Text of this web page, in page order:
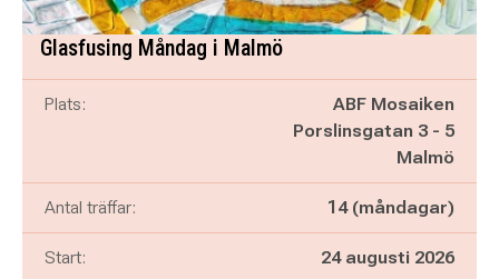
Glasfusing Måndag i Malmö
Plats:
ABF Mosaiken
Porslinsgatan 3 - 5
Malmö
Antal träffar: 14 (måndagar)
Start: 24 augusti 2026